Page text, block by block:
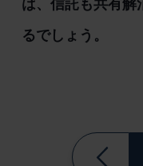
は、信託も共有解
るでしょう。